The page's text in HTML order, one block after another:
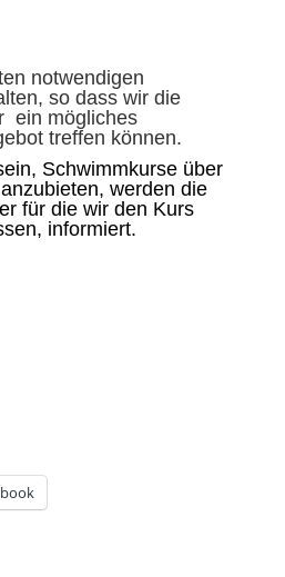
notwendigen
so dass wir die
ein mögliches
treffen können.
Schwimmkurse über
werden die
für die wir den Kurs
informiert.